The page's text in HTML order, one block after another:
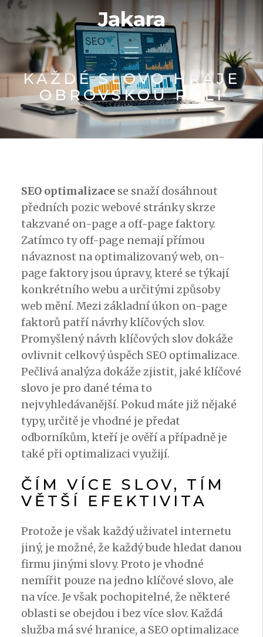
Jakara
KAŽDÉ SLOVO HRAJE
OBROVSKOU ROLI
SEO optimalizace se snaží dosáhnout
předních pozic webové stránky skrze
takzvané on-page a off-page faktory.
Zatímco ty off-page nemají přímou
návaznost na optimalizovaný web, on-
page faktory jsou úpravy, které se týkají
konkrétního webu a určitými způsoby
web mění. Mezi základní úkon on-page
faktorů patří návrhy klíčových slov.
Promyšlený návrh klíčových slov dokáže
ovlivnit celkový úspěch SEO optimalizace.
Pečlivá analýza dokáže zjistit, jaké klíčové
slovo je pro dané téma to
nejvyhledávanější. Pokud máte již nějaké
typy, určitě je vhodné je předat
odborníkům, kteří je ověří a případně je
také při optimalizaci využijí.
ČÍM VÍCE SLOV, TÍM
VĚTŠÍ EFEKTIVITA
Protože je však každý uživatel internetu
jiný, je možné, že každý bude hledat danou
firmu jinými slovy. Proto je vhodné
nemířit pouze na jedno klíčové slovo, ale
na více. Je však pochopitelné, že některé
oblasti se obejdou i bez více slov. Každá
služba má své hranice, a SEO optimalizace